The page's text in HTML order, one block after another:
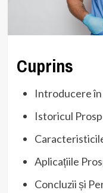
Cuprins
Introducere
Istoricul
Aplicațiile
Concluzii și